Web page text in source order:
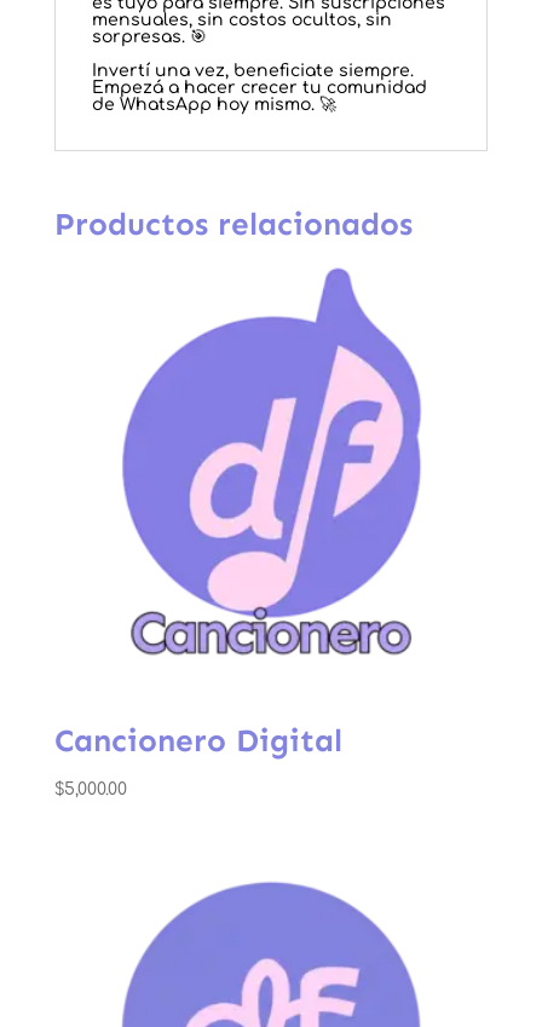
mensuales, sin costos ocultos, sin
sorpresas. 🎯
Invertí una vez, beneficiate siempre.
Empezá a hacer crecer tu comunidad
de WhatsApp hoy mismo. 🚀
Productos relacionados
Cancionero Digital
$5,000.00